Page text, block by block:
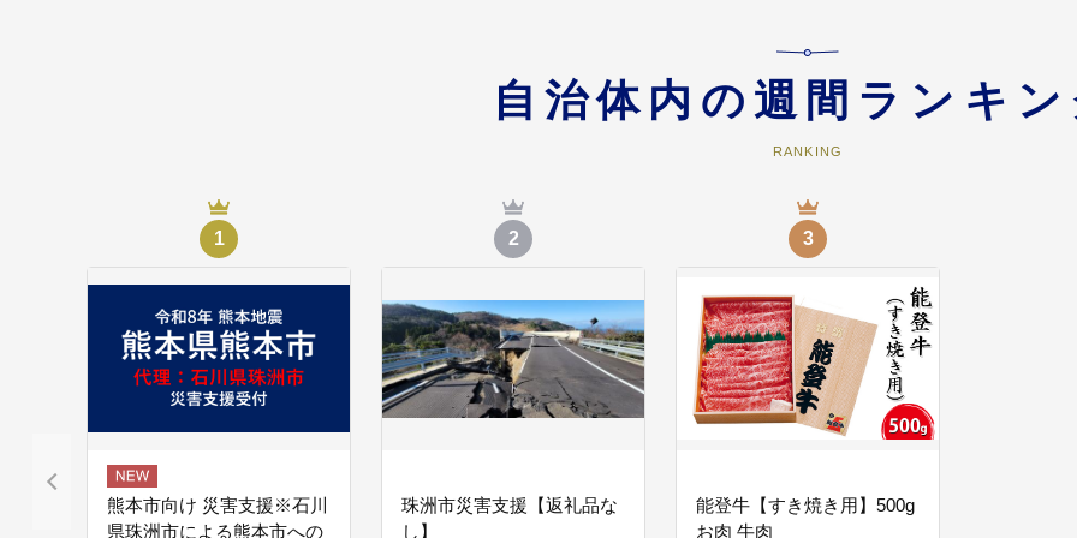
奥能登国際芸術祭に活用させていただきます
05 珠洲市におまかせ
珠洲市では、みなさまからお寄せいただいた寄附金を「美しい里山里海の自然環境の保全」「子ど
自治体内の週間ランキン
RANKING
1
熊本市向け 災害支援※石川
県珠洲市による熊本市への
2
珠洲市災害支援【返礼品な
し】
3
能登牛【すき焼き用】500g
お肉 牛肉